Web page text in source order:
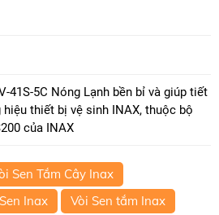
41S-5C Nóng Lạnh bền bỉ và giúp tiết
thiết bị vệ sinh INAX, thuộc bộ
của INAX
Sen Tắm Cây Inax
Inax
Vòi Sen tắm Inax